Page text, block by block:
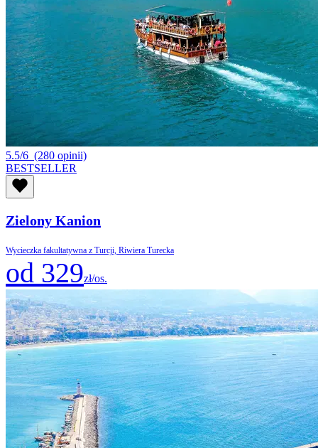
5.5/6 (280 opinii)
BESTSELLER
Zielony Kanion
Wycieczka fakultatywna z Turcji, Riwiera Turecka
od 329zł/os.